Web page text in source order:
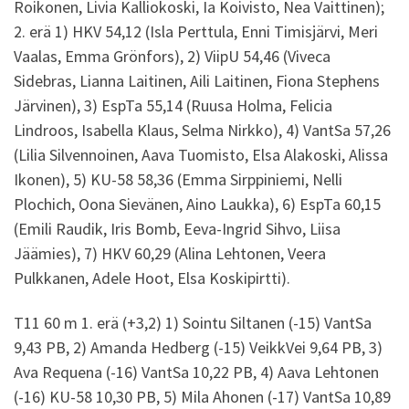
Roikonen, Livia Kalliokoski, Ia Koivisto, Nea Vaittinen);
2. erä 1) HKV 54,12 (Isla Perttula, Enni Timisjärvi, Meri
Vaalas, Emma Grönfors), 2) ViipU 54,46 (Viveca
Sidebras, Lianna Laitinen, Aili Laitinen, Fiona Stephens
Järvinen), 3) EspTa 55,14 (Ruusa Holma, Felicia
Lindroos, Isabella Klaus, Selma Nirkko), 4) VantSa 57,26
(Lilia Silvennoinen, Aava Tuomisto, Elsa Alakoski, Alissa
Ikonen), 5) KU-58 58,36 (Emma Sirppiniemi, Nelli
Plochich, Oona Sievänen, Aino Laukka), 6) EspTa 60,15
(Emili Raudik, Iris Bomb, Eeva-Ingrid Sihvo, Liisa
Jäämies), 7) HKV 60,29 (Alina Lehtonen, Veera
Pulkkanen, Adele Hoot, Elsa Koskipirtti).
T11 60 m 1. erä (+3,2) 1) Sointu Siltanen (-15) VantSa
9,43 PB, 2) Amanda Hedberg (-15) VeikkVei 9,64 PB, 3)
Ava Requena (-16) VantSa 10,22 PB, 4) Aava Lehtonen
(-16) KU-58 10,30 PB, 5) Mila Ahonen (-17) VantSa 10,89